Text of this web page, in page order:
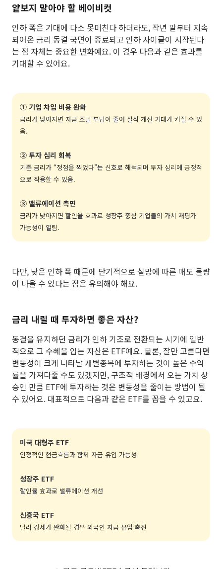
얕보지 말아야 할 베이비컷
인하 폭은 기대에 다소 못미친다 하더라도, 작년 말부터 지속
되어온 금리 동결 국면이 종료되고 인하 사이클이 시작된다
는 점 자체는 중요한 변화예요. 이 경우 다음과 같은 효과를
기대할 수 있어요.
① 기업 차입 비용 완화
금리가 낮아지면 자금 조달 부담이 줄어 실적 개선 기대가 커질 수 있
음.
② 투자 심리 회복
기준 금리가 “정점을 찍었다”는 신호로 해석되며 투자 심리에 긍정적
으로 작용할 수 있음.
③ 밸류에이션 측면
금리가 낮아지면 할인율 효과로 성장주 중심 기업들의 가치 재평가
가능성이 열림.
다만, 낮은 인하 폭 때문에 단기적으로 실망에 따른 매도 물량
이 나올 수 있다는 점은 유의해야 해요.
금리 내릴 때 투자하면 좋은 자산?
동결을 유지하던 금리가 인하 기조로 전환되는 시기에 일반
적으로 그 수혜을 입는 자산은 ETF예요. 물론, 잘만 고른다면
변동성이 크게 나타날 개별종목에 투자하는 것이 높은 수익
률을 가져다줄 수도 있겠지만, 구조적 배경에서 오는 가치 상
승인 만큼 ETF에 투자하는 것은 변동성을 줄이는 방법이 될
수 있어요. 대표적으로 다음과 같은 ETF를 꼽을 수 있고요.
미국 대형주 ETF
안정적인 현금흐름과 함께 자금 유입 가능성
성장주 ETF
할인율 효과로 밸류에이션 개선
신흥국 ETF
달러 강세가 완화될 경우 외국인 자금 유입 촉진